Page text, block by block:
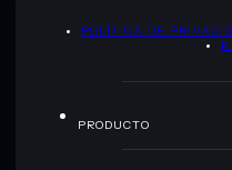
POLÍTICA DE
PRODUCTO